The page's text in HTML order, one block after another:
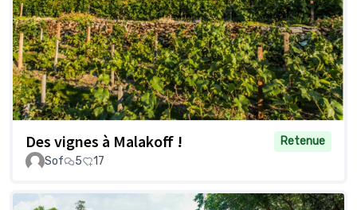
Des vignes à Malakoff !
Retenue
Sof
5 17